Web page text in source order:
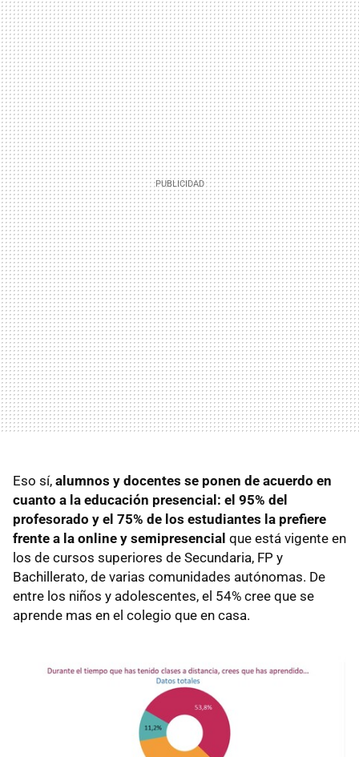
Eso sí, alumnos y docentes se ponen de acuerdo en
cuanto a la educación presencial: el 95% del
profesorado y el 75% de los estudiantes la prefiere
frente a la online y semipresencial que está vigente en
los de cursos superiores de Secundaria, FP y
Bachillerato, de varias comunidades autónomas. De
entre los niños y adolescentes, el 54% cree que se
aprende mas en el colegio que en casa.